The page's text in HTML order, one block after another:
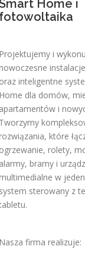
Home i
fotowoltaika
Projektujemy i
oraz inteligentne
Home dla domów,
apartamentów i
Tworzymy
które
ogrzewanie, rolety,
alarmy, bramy i
w
system sterowany z
Nasza firma realizuje: